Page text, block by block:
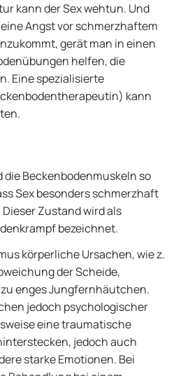
kann der Sex wehtun. Und
Angst vor schmerzhaftem
gerät man in einen
helfen, die
Eine spezialisierte
kann
die Beckenbodenmuskeln so
Sex besonders schmerzhaft
Zustand wird als
bezeichnet.
körperliche Ursachen, wie z.
der Scheide,
enges Jungfernhäutchen.
jedoch psychologischer
eine traumatische
jedoch auch
starke Emotionen. Bei